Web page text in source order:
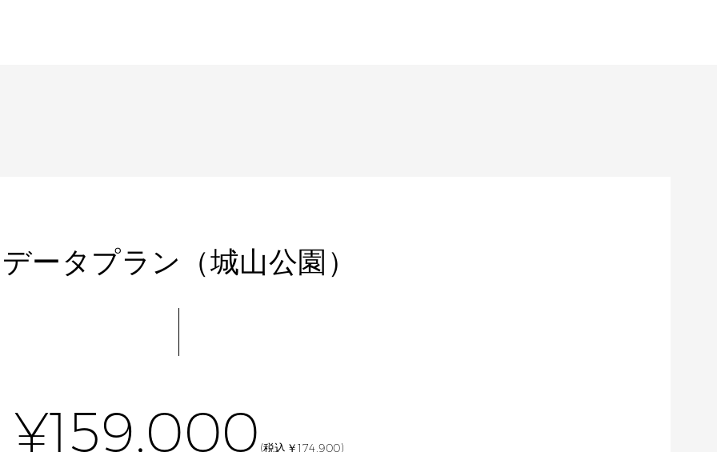
データプラン（城山公園）
¥159,000 (税込￥174,900)